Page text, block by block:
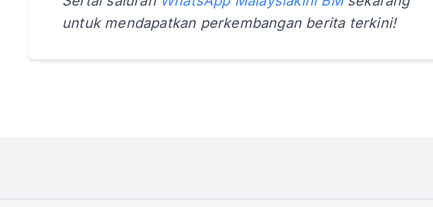
untuk mendapatkan perkembangan berita terkini!